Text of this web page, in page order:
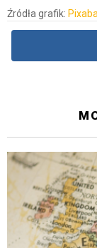
Źródła grafik: